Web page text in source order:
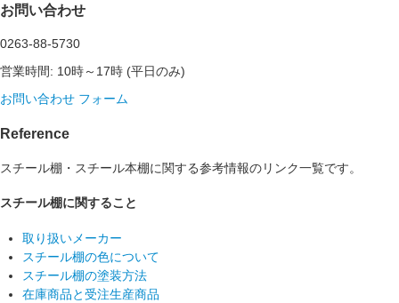
お問い合わせ
0263-88-5730
営業時間: 10時～17時 (平日のみ)
お問い合わせ フォーム
Reference
スチール棚・スチール本棚に関する参考情報のリンク一覧です。
スチール棚に関すること
取り扱いメーカー
スチール棚の色について
スチール棚の塗装方法
在庫商品と受注生産商品